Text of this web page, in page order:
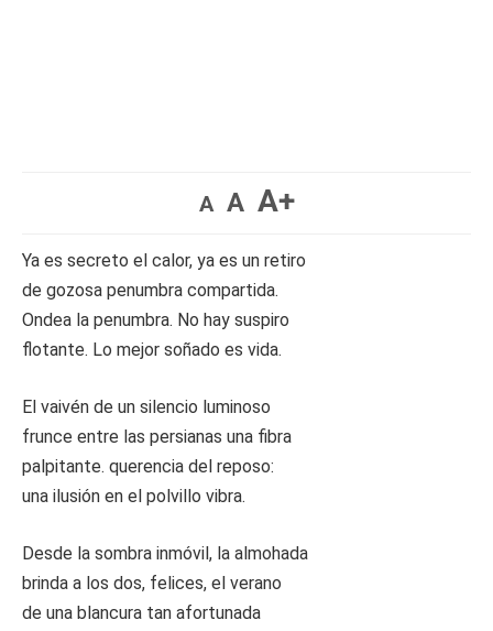
A A A+
Ya es secreto el calor, ya es un retiro
de gozosa penumbra compartida.
Ondea la penumbra. No hay suspiro
flotante. Lo mejor soñado es vida.
El vaivén de un silencio luminoso
frunce entre las persianas una fibra
palpitante. querencia del reposo:
una ilusión en el polvillo vibra.
Desde la sombra inmóvil, la almohada
brinda a los dos, felices, el verano
de una blancura tan afortunada